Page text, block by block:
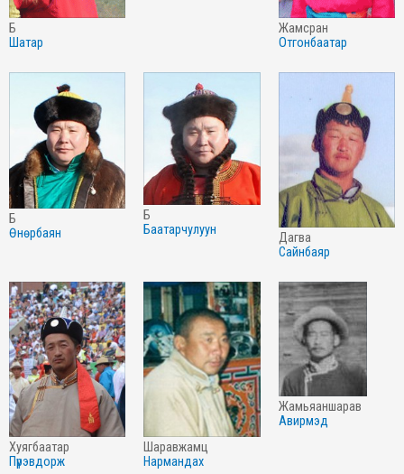
б
шатар
жамсран
отгонбаатар
б
өнөрбаян
б
баатарчулуун
дагва
сайнбаяр
хуягбаатар
пүрэвдорж
шаравжамц
нармандах
жамьяаншарав
авирмэд